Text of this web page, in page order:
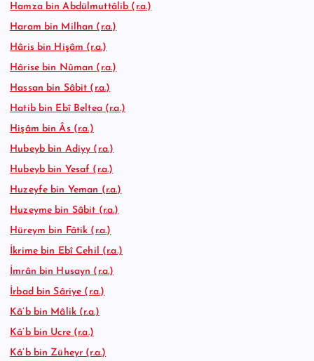
Hamza bin Abdülmuttâlib (r.a.)
Haram bin Milhan (r.a.)
Hâris bin Hişâm (r.a.)
Hârise bin Nûman (r.a.)
Hassan bin Sâbit (r.a.)
Hatib bin Ebî Beltea (r.a.)
Hişâm bin Âs (r.a.)
Hubeyb bin Adiyy (r.a.)
Hubeyb bin Yesaf (r.a.)
Huzeyfe bin Yeman (r.a.)
Huzeyme bin Sâbit (r.a.)
Hüreym bin Fâtik (r.a.)
İkrime bin Ebî Cehil (r.a.)
İmrân bin Husayn (r.a.)
İrbad bin Sâriye (r.a.)
Kâ’b bin Mâlik (r.a.)
Kâ’b bin Ucre (r.a.)
Kâ’b bin Züheyr (r.a.)